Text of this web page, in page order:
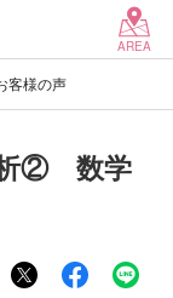
AREA
客様の声
析② 数学